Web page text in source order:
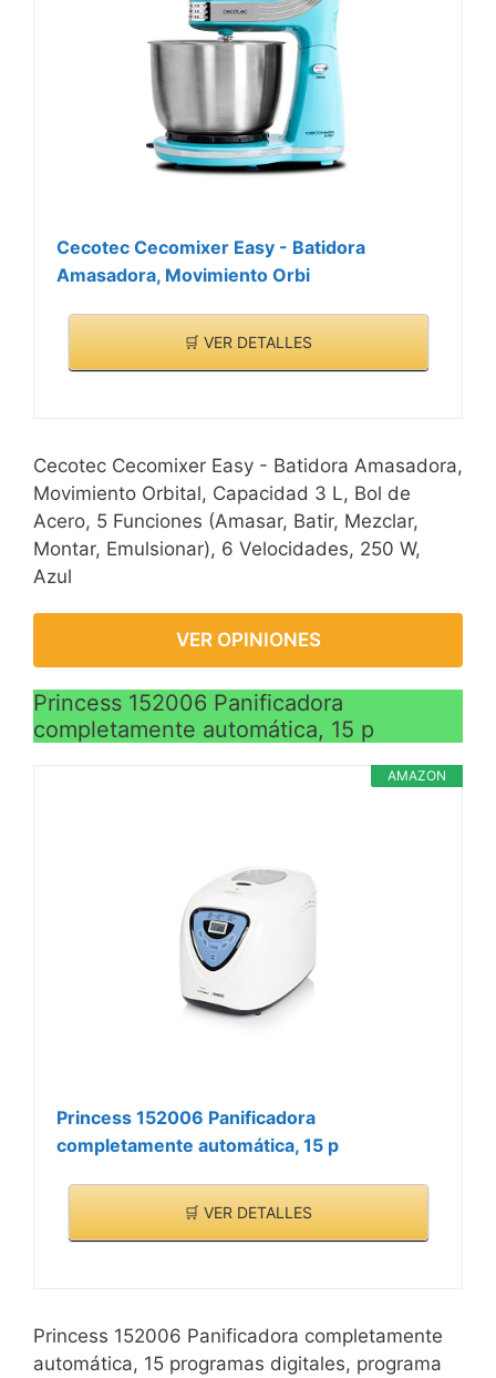
Cecotec Cecomixer Easy - Batidora
Amasadora, Movimiento Orbi
🛒 VER DETALLES
Cecotec Cecomixer Easy - Batidora Amasadora,
Movimiento Orbital, Capacidad 3 L, Bol de
Acero, 5 Funciones (Amasar, Batir, Mezclar,
Montar, Emulsionar), 6 Velocidades, 250 W,
Azul
VER OPINIONES
Princess 152006 Panificadora
completamente automática, 15 p
AMAZON
Princess 152006 Panificadora
completamente automática, 15 p
🛒 VER DETALLES
Princess 152006 Panificadora completamente
automática, 15 programas digitales, programa